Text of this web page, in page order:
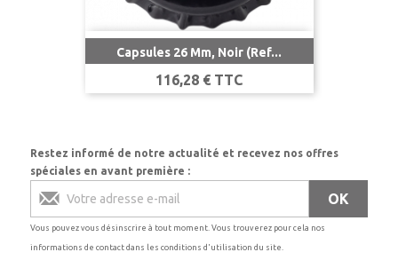
Capsules 26 Mm, Noir (Ref...
Prix
116,28 € TTC
Restez informé de notre actualité et recevez nos offres
spéciales en avant première :
Vous pouvez vous désinscrire à tout moment. Vous trouverez pour cela nos
informations de contact dans les conditions d'utilisation du site.